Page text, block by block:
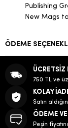
Publishing
New Mags
ÖDEME
ÜCRETSİZ
750 TL ve
KOLAY
Satın
ÖDEME VE
Peşin